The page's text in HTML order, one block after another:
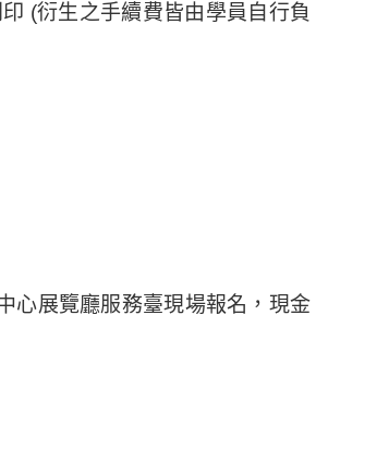
(衍生之手續費皆由學員自行負
心展覽廳服務臺現場報名，現金